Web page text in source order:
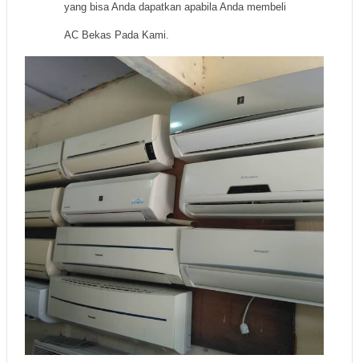
yang bisa Anda dapatkan apabila Anda membeli
AC Bekas Pada Kami.